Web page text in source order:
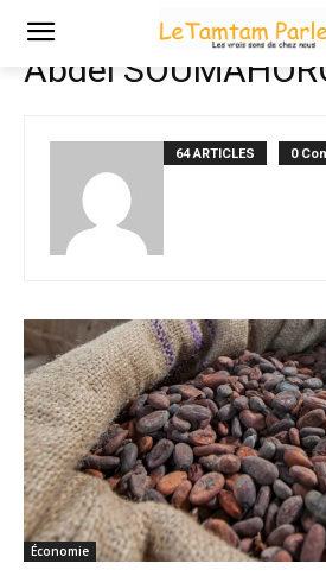
Accueil Articles postés par Abdel
Abdel
64 ARTICLES 0
Économie